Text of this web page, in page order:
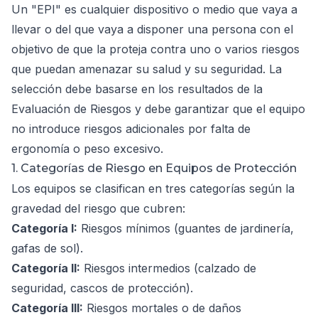
Un "EPI" es cualquier dispositivo o medio que vaya a
llevar o del que vaya a disponer una persona con el
objetivo de que la proteja contra uno o varios riesgos
que puedan amenazar su salud y su seguridad. La
selección debe basarse en los resultados de la
Evaluación de Riesgos y debe garantizar que el equipo
no introduce riesgos adicionales por falta de
ergonomía o peso excesivo.
1. Categorías de Riesgo en Equipos de Protección
Los equipos se clasifican en tres categorías según la
gravedad del riesgo que cubren:
Categoría I: Riesgos mínimos (guantes de jardinería,
gafas de sol).
Categoría II: Riesgos intermedios (calzado de
seguridad, cascos de protección).
Categoría III: Riesgos mortales o de daños